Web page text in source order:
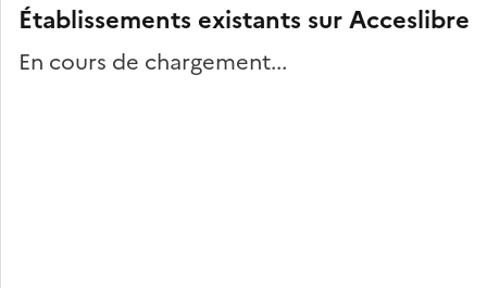
Établissements existants sur Acceslibre
En cours de chargement...